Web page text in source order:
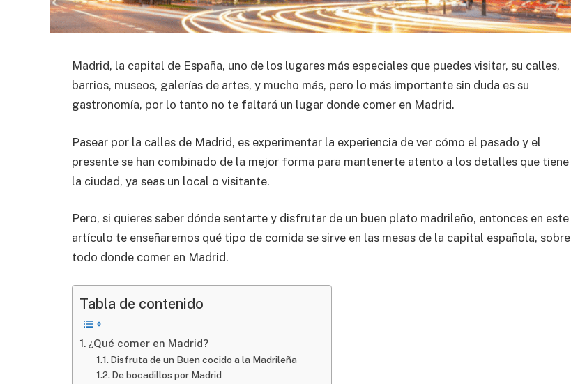
Madrid, la capital de España, uno de los lugares más especiales que puedes visitar, su calles,
barrios, museos, galerías de artes, y mucho más, pero lo más importante sin duda es su
gastronomía, por lo tanto no te faltará un lugar donde comer en Madrid.
Pasear por la calles de Madrid, es experimentar la experiencia de ver cómo el pasado y el
presente se han combinado de la mejor forma para mantenerte atento a los detalles que tiene
la ciudad, ya seas un local o visitante.
Pero, si quieres saber dónde sentarte y disfrutar de un buen plato madrileño, entonces en este
artículo te enseñaremos qué tipo de comida se sirve en las mesas de la capital española, sobre
todo donde comer en Madrid.
Tabla de contenido
¿Qué comer en Madrid?
Disfruta de un Buen cocido a la Madrileña
De bocadillos por Madrid